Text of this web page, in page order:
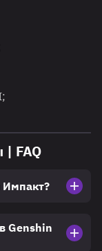
| FAQ
Импакт?
Genshin